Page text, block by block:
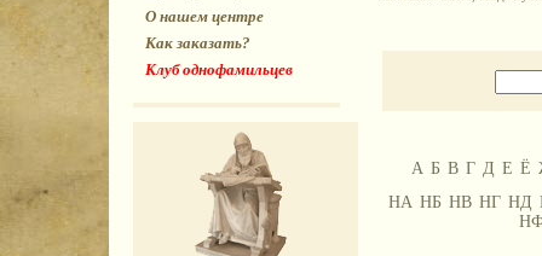
О нашем центре
Как заказать?
Клуб однофамильцев
А Б В Г Д Е Ё
НА НБ НВ НГ НД